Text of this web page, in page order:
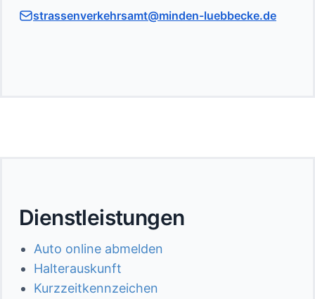
strassenverkehrsamt@minden-luebbecke.de
Dienstleistungen
Auto online abmelden
Halterauskunft
Kurzzeitkennzeichen